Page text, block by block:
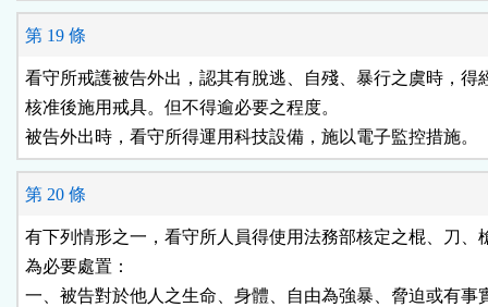
第 19 條
看守所戒護被告外出，認其有脫逃、自殘、暴行之虞時，得
核准後施用戒具。但不得逾必要之程度。
被告外出時，看守所得運用科技設備，施以電子監控措施。
第 20 條
有下列情形之一，看守所人員得使用法務部核定之棍、刀、
為必要處置：
一、被告對於他人之生命、身體、自由為強暴、脅迫或有事